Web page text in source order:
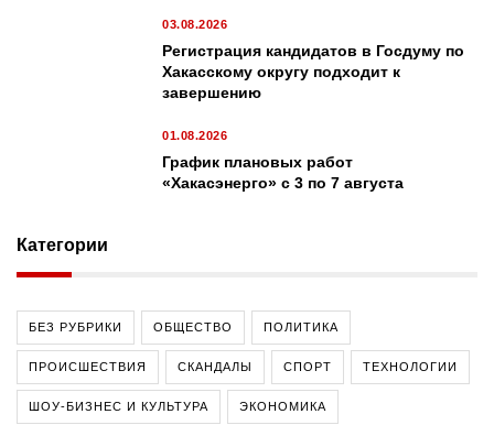
03.08.2026
Регистрация кандидатов в Госдуму по
Хакасскому округу подходит к
завершению
01.08.2026
График плановых работ
«Хакасэнерго» с 3 по 7 августа
Категории
БЕЗ РУБРИКИ ОБЩЕСТВО ПОЛИТИКА
ПРОИСШЕСТВИЯ СКАНДАЛЫ СПОРТ ТЕХНОЛОГИИ
ШОУ-БИЗНЕС И КУЛЬТУРА ЭКОНОМИКА